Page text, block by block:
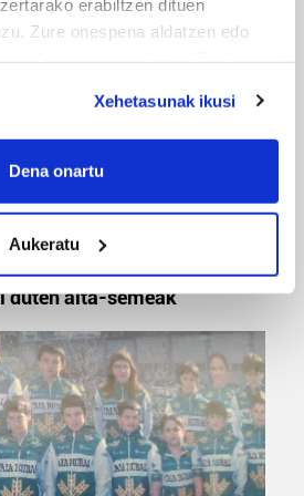
erabiltzen dituen
Zure onespena aldatzen edo
also like to:
about your geographical
by actively scanning it for
(fingerprinting)
your personal data is processed
in thedetails section.
zure datu pertsonalak
IP zenbakia, besteak beste,
adibidez, iragarki eta eduki
iragarkiak eta edukia
informazioa biltzeko eta
Xehetasunak ikusi
Dena onartu
Aukeratu
Zabala: Zumarragako mus
duten aita-semeak